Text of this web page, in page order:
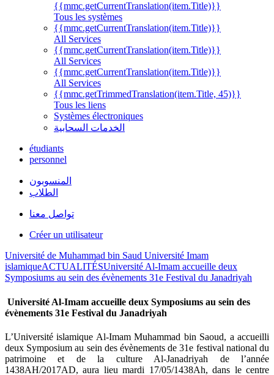
{{mmc.getCurrentTranslation(item.Title)}}
Tous les systèmes
{{mmc.getCurrentTranslation(item.Title)}}
All Services
{{mmc.getCurrentTranslation(item.Title)}}
All Services
{{mmc.getCurrentTranslation(item.Title)}}
All Services
{{mmc.getTrimmedTranslation(item.Title, 45)}}
Tous les liens
Systèmes électroniques
الخدمات السحابية
étudiants
personnel
المنسوبون
الطلاب
تواصل معنا
Créer un utilisateur
Université de Muhammad bin Saud Université Imam
islamiqueACTUALITÉSUniversité Al-Imam accueille deux
Symposiums au sein des évènements 31e Festival du Janadriyah
Université Al-Imam accueille deux Symposiums au sein des
évènements 31e Festival du Janadriyah
L’Université islamique Al-Imam Muhammad bin Saoud, a accueilli
deux Symposium au sein des évènements de 31e festival national du
patrimoine et de la culture Al-Janadriyah de l’année
1438AH/2017AD, aura lieu mardi 17/05/1438Ah, dans le centre